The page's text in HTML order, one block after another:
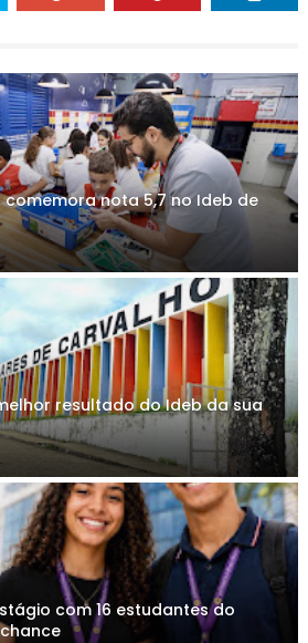
comemora nota 5,7 no Ideb de
resultado do Ideb da sua
com 16 estudantes do